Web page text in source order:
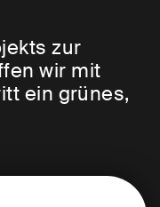
zur
wir mit
ein grünes,
unter
finden wir